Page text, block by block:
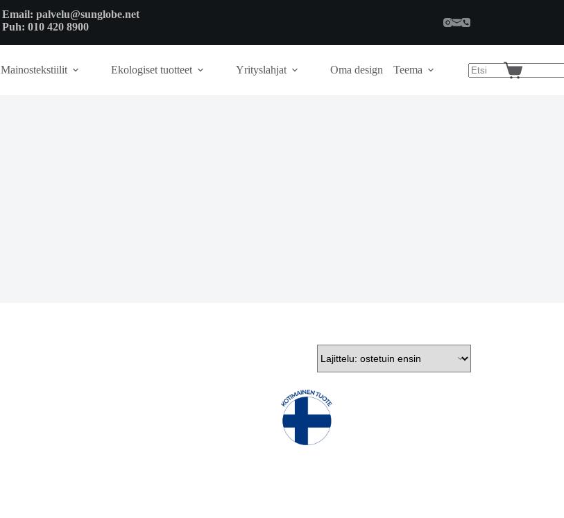
Email: palvelu@sunglobe.net
Puh: 010 420 8900
Mainostekstiilit Ekologiset tuotteet Yrityslahjat Oma design Teema
Shopping